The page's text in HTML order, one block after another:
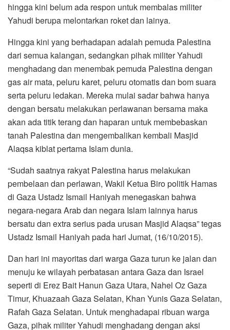
hingga kini belum ada respon untuk membalas militer
Yahudi berupa melontarkan roket dan lainya.
Hingga kini yang berhadapan adalah pemuda Palestina
dari semua kalangan, sedangkan pihak militer Yahudi
menghadang dan menembak pemuda Palestina dengan
gas air mata, peluru karet, peluru otomatis dan bom suara
serta peluru ledakan. Mereka mulai sadar bahwa hanya
dengan bersatu melakukan perlawanan bersama maka
akan ada titik terang dan haparan untuk membebaskan
tanah Palestina dan mengembalikan kembali Masjid
Alaqsa kiblat pertama Islam dunia.
“Sudah saatnya rakyat Palestina harus melakukan
pembelaan dan perlawan, Wakil Ketua Biro politik Hamas
di Gaza Ustadz Ismail Haniyah menegaskan bahwa
negara-negara Arab dan negara Islam lainnya harus
bersatu dan extra serius pada urusan Masjid Alaqsa” tegas
Ustadz Ismail Haniyah pada hari Jumat, (16/10/2015).
Dan hari ini mayoritas dari warga Gaza turun ke jalan dan
menuju ke wilayah perbatasan antara Gaza dan Israel
seperti di Erez Bait Hanun Gaza Utara, Nahel Oz Gaza
Timur, Khuazaah Gaza Selatan, Khan Yunis Gaza Selatan,
Rafah Gaza Selatan. Untuk menghadapai ribuan warga
Gaza, pihak militer Yahudi menghadang dengan aksi